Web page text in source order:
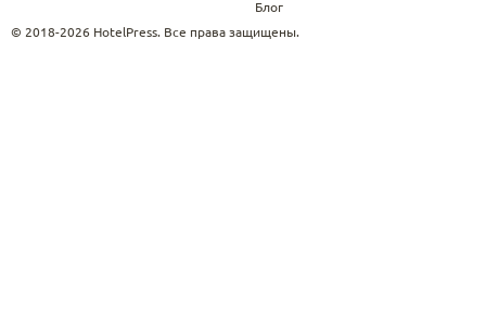
Блог
© 2018-2026 HotelPress. Все права защищены.